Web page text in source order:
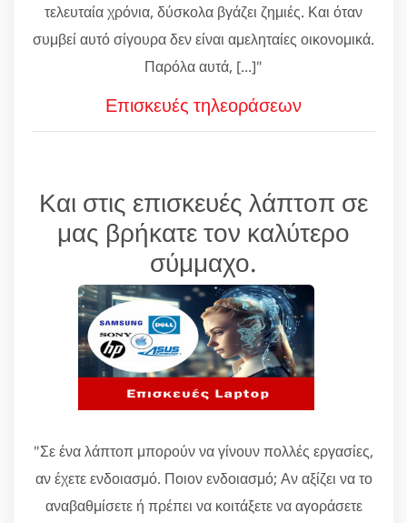
τελευταία χρόνια, δύσκολα βγάζει ζημιές. Και όταν
συμβεί αυτό σίγουρα δεν είναι αμεληταίες οικονομικά.
Παρόλα αυτά, [...]"
Επισκευές τηλεοράσεων
Και στις επισκευές λάπτοπ σε
μας βρήκατε τον καλύτερο
σύμμαχο.
"Σε ένα λάπτοπ μπορούν να γίνουν πολλές εργασίες,
αν έχετε ενδοιασμό. Ποιον ενδοιασμό; Αν αξίζει να το
αναβαθμίσετε ή πρέπει να κοιτάξετε να αγοράσετε